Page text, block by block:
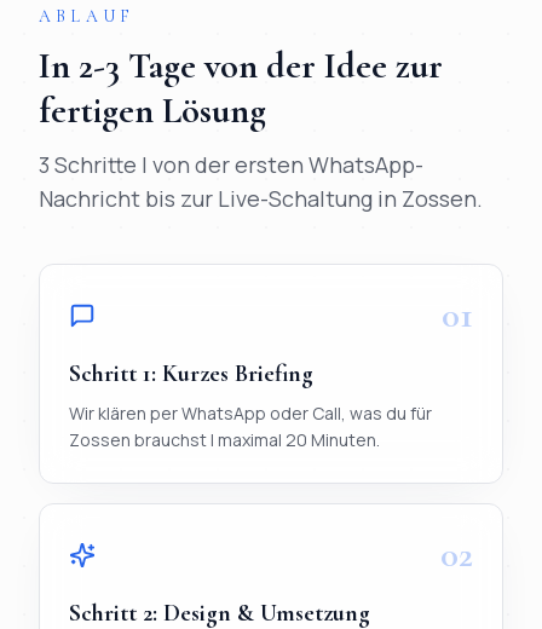
ABLAUF
In 2-3 Tagevon der Idee zur
fertigen Lösung
3 Schritte | von der ersten WhatsApp-
Nachricht bis zur Live-Schaltung in Zossen.
01
Schritt 1: Kurzes Briefing
Wir klären per WhatsApp oder Call, was du für
Zossen brauchst | maximal 20 Minuten.
02
Schritt 2: Design & Umsetzung